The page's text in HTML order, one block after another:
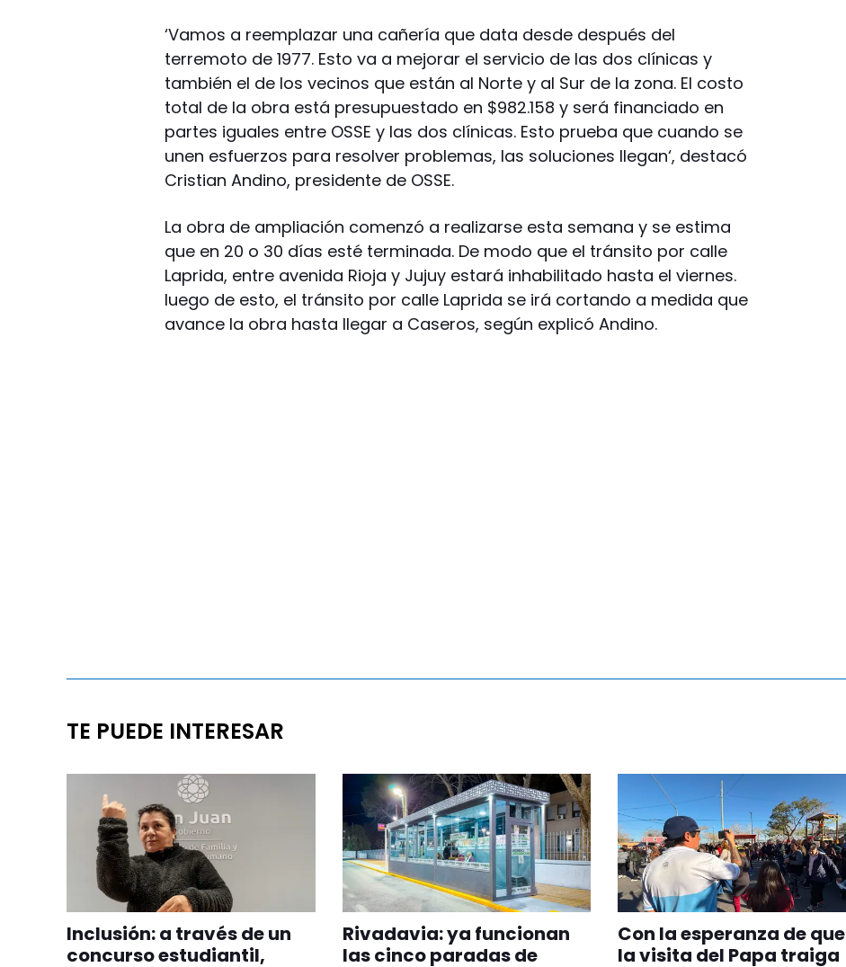
‘Vamos a reemplazar una cañería que data desde después del
terremoto de 1977. Esto va a mejorar el servicio de las dos clínicas y
también el de los vecinos que están al Norte y al Sur de la zona. El costo
total de la obra está presupuestado en $982.158 y será financiado en
partes iguales entre OSSE y las dos clínicas. Esto prueba que cuando se
unen esfuerzos para resolver problemas, las soluciones llegan‘, destacó
Cristian Andino, presidente de OSSE.
La obra de ampliación comenzó a realizarse esta semana y se estima
que en 20 o 30 días esté terminada. De modo que el tránsito por calle
Laprida, entre avenida Rioja y Jujuy estará inhabilitado hasta el viernes.
luego de esto, el tránsito por calle Laprida se irá cortando a medida que
avance la obra hasta llegar a Caseros, según explicó Andino.
TE PUEDE INTERESAR
Inclusión: a través de un
concurso estudiantil,
Rivadavia: ya funcionan
las cinco paradas de
Con la esperanza de que
la visita del Papa traiga